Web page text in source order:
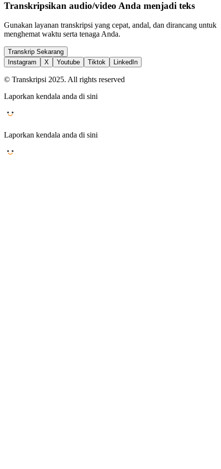
Transkripsikan audio/video Anda menjadi teks
Gunakan layanan transkripsi yang cepat, andal, dan dirancang untuk
menghemat waktu serta tenaga Anda.
Transkrip Sekarang
Instagram
X Youtube Tiktok LinkedIn
© Transkripsi 2025. All rights reserved
Laporkan kendala anda di sini
Laporkan kendala anda di sini